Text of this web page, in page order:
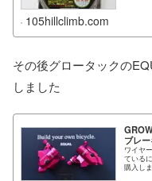
105hillclimb.com
その後グロータックの
しました
ブレ
ワイヤ
ている
購入し